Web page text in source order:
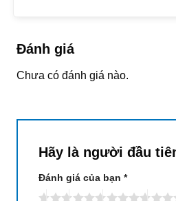
Đánh giá
Chưa có đánh giá nào.
Hãy là người đầu
Đánh giá của bạn *